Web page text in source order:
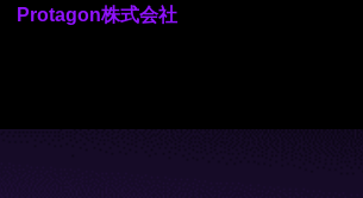
Protagon株式会社